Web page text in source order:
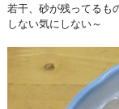
若干、砂が残ってるも
しない気にしない～